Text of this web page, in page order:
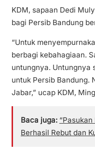
KDM, sapaan Dedi
bagi Persib Bandung
“Untuk
berbagi kebahagiaan.
untungnya. Untungnya
untuk Persib Bandung.
Jabar,” ucap KDM,
Baca juga:
Berhasil Rebut dan